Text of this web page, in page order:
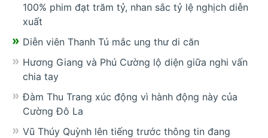
100% phim đạt trăm tỷ, nhan sắc tỷ lệ nghịch diễn
xuất
Diễn viên Thanh Tú mắc ung thư di căn
Hương Giang và Phú Cường lộ diện giữa nghi vấn
chia tay
Đàm Thu Trang xúc động vì hành động này của
Cường Đô La
Vũ Thúy Quỳnh lên tiếng trước thông tin đang